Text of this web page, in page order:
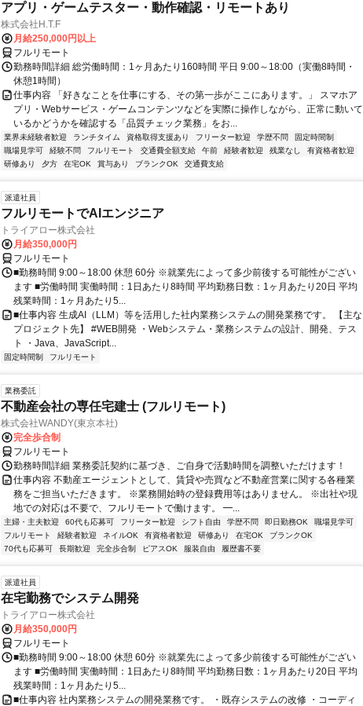
アプリ・ゲームテスター・動作確認・リモートあり
株式会社H.T.F
月給250,000円以上
フルリモート
勤務時間詳細 総労働時間：1ヶ月あたり160時間 平日 9:00～18:00（実働8時間・
休憩1時間）
仕事内容 「好きなことを仕事にする、その第一歩がここにあります。」 スマホア
プリ・Webサービス・ゲームコンテンツなどを実際に操作しながら、正常に動いて
いるかどうかを確認する「品質チェック業務」をお...
業界未経験者歓迎 ランチタイム 資格取得支援あり フリーター歓迎 学歴不問
固定時間制
職場見学可
経験不問 フルリモート 交通費全額支給 午前 経験者歓迎 残業なし
有資格者歓迎
研修あり
夕方 在宅OK 賞与あり ブランクOK 交通費支給
派遣社員
フルリモートでAIエンジニア
トライアロー株式会社
月給350,000円
フルリモート
■勤務時間 9:00～18:00 休憩 60分 ※就業先によって多少前後する可能性がござい
ます ■労働時間 実働時間：1日あたり8時間 平均勤務日数：1ヶ月あたり20日 平均
残業時間：1ヶ月あたり5...
■仕事内容 生成AI（LLM）等を活用した社内業務システムの開発業務です。 【主な
プロジェクト先】 #WEB開発 ・Webシステム・業務システムの設計、開発、テス
ト ・Java、JavaScript...
固定時間制 フルリモート
業務委託
不動産会社の専任宅建士 (フルリモート)
株式会社WANDY(東京本社)
完全歩合制
フルリモート
勤務時間詳細 業務委託契約に基づき、ご自身で活動時間を調整いただけます！
仕事内容 不動産エージェントとして、賃貸や売買など不動産営業に関する各種業
務をご担当いただきます。 ※業務開始時の登録費用等はありません。 ※出社や現
地での対応は不要で、フルリモートで働けます。 ━...
主婦・主夫歓迎 60代も応募可 フリーター歓迎 シフト自由 学歴不問 即日勤務OK
職場見学可
フルリモート
経験者歓迎 ネイルOK 有資格者歓迎 研修あり 在宅OK
ブランクOK
70代も応募可
長期歓迎 完全歩合制 ピアスOK 服装自由 履歴書不要
派遣社員
在宅勤務でシステム開発
トライアロー株式会社
月給350,000円
フルリモート
■勤務時間 9:00～18:00 休憩 60分 ※就業先によって多少前後する可能性がござい
ます ■労働時間 実働時間：1日あたり8時間 平均勤務日数：1ヶ月あたり20日 平均
残業時間：1ヶ月あたり5...
■仕事内容 社内業務システムの開発業務です。 ・既存システムの改修 ・コーディ